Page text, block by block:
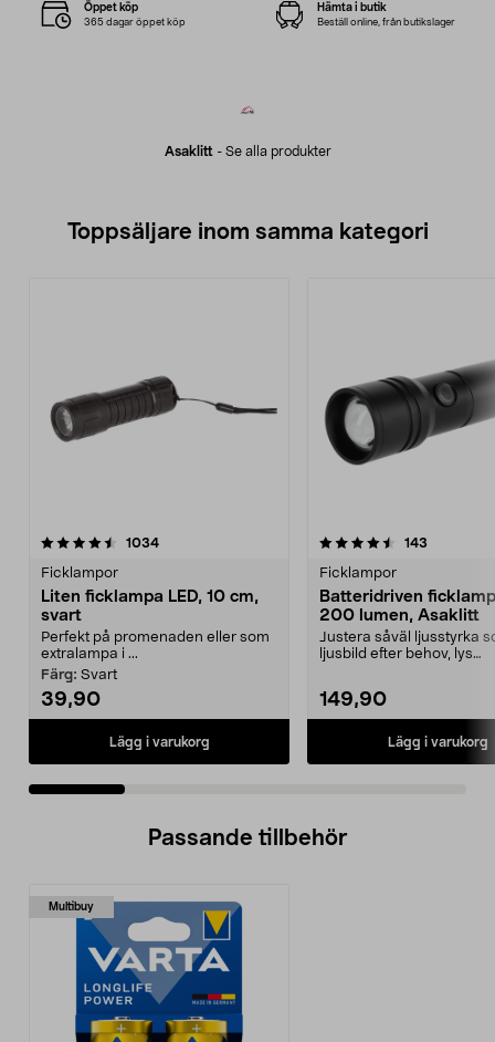
Asaklitt - Se alla produkter
Öppet köp
365 dagar öppet köp
Hämta i butik
Beställ online, från butikslager
Toppsäljare inom samma kategori
1034recensioner
Ficklampor
Liten ficklampa LED, 10 cm,
svart
Perfekt på promenaden eller som
extralampa i ...
Färg: Svart
39,90
Lägg i varukorg
4.5 av 5 stjärnor 143
Ficklampor
Batteridriven
200 lumen, Asaklitt
Justera såväl ljusstyrka
ljusbild efter behov, lys
149,90
Lägg i varukorg
4.5 av 5 stjärnor
Passande tillbehör
Multibuy